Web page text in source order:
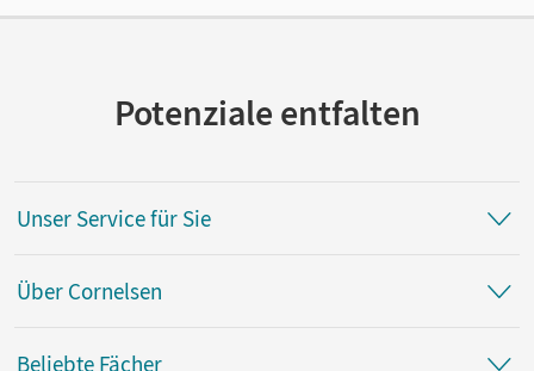
Potenziale entfalten
Unser Service für Sie
Über Cornelsen
Beliebte Fächer